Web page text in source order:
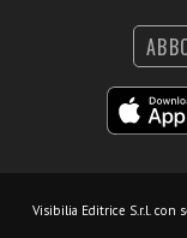
Visibilia Editrice S.r.l. con